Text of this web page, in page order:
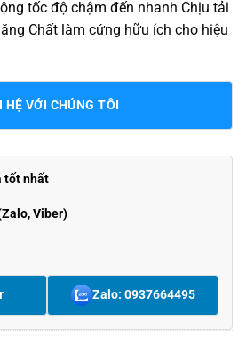
tốc độ chậm đến nhanh Chịu tải
Chất làm cứng hữu ích cho hiệu
HỆ VỚI CHÚNG TÔI
tốt nhất
Viber)
Zalo: 0937664495